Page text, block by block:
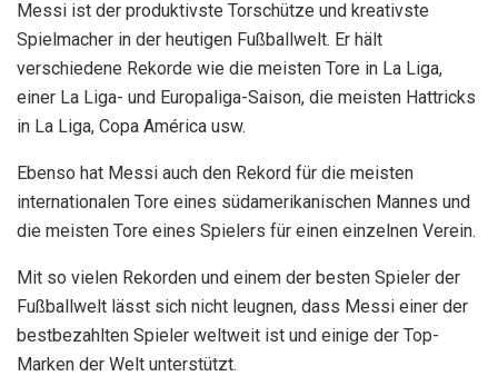
Messi ist der produktivste Torschütze und kreativste
Spielmacher in der heutigen Fußballwelt. Er hält
verschiedene Rekorde wie die meisten Tore in La Liga,
einer La Liga- und Europaliga-Saison, die meisten Hattricks
in La Liga, Copa América usw.
Ebenso hat Messi auch den Rekord für die meisten
internationalen Tore eines südamerikanischen Mannes und
die meisten Tore eines Spielers für einen einzelnen Verein.
Mit so vielen Rekorden und einem der besten Spieler der
Fußballwelt lässt sich nicht leugnen, dass Messi einer der
bestbezahlten Spieler weltweit ist und einige der Top-
Marken der Welt unterstützt.